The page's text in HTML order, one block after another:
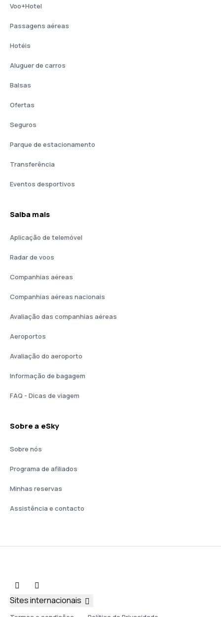
Voo+Hotel
Passagens aéreas
Hotéis
Aluguer de carros
Balsas
Ofertas
Seguros
Parque de estacionamento
Transferência
Eventos desportivos
Saiba mais
Aplicação de telemóvel
Radar de voos
Companhias aéreas
Companhias aéreas nacionais
Avaliação das companhias aéreas
Aeroportos
Avaliação do aeroporto
Informação de bagagem
FAQ - Dicas de viagem
Sobre a eSky
Sobre nós
Programa de afiliados
Minhas reservas
Assistência e contacto
Sites internacionais